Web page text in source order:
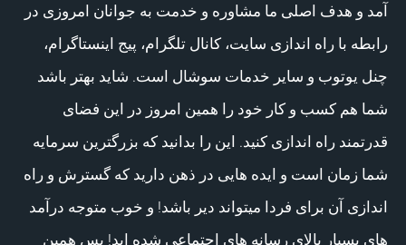
آمد و هدف اصلی ما مشاوره و خدمت به جوانان امروزی در
رابطه با راه اندازی سایت، کانال تلگرام، پیج اینستاگرام،
چنل یوتوب و سایر خدمات سوشال است. شاید بهتر باشد
شما هم کسب و کار خود را همین امروز در این فضای
قدرتمند راه اندازی کنید. این را بدانید که بزرگترین سرمایه
شما زمان است و ایده هایی در ذهن دارید که گسترش و راه
اندازی آن برای فردا میتواند دیر باشد! و خوب متوجه درآمد
های بسیار بالای رسانه های اجتماعی شده اید! پس همین